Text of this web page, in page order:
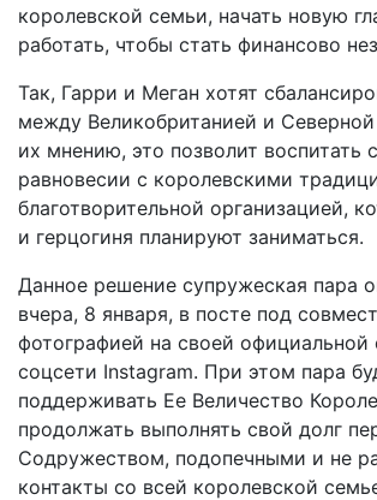
королевской семьи, начать новую
работать, чтобы стать финансово
Так, Гарри и Меган хотят
между Великобританией и
их мнению, это позволит воспитать
равновесии с королевскими
благотворительной организацией,
и герцогиня планируют заниматься.
Данное решение супружеская пара
вчера, 8 января, в посте под
фотографией на своей официальной
соцсети Instagram. При этом пара
поддерживать Ее Величество
продолжать выполнять свой долг
Содружеством, подопечными и не
контакты со всей королевской